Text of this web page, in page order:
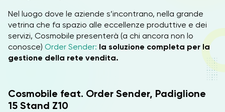
Nel luogo dove le aziende s’incontrano, nella grande
vetrina che fa spazio alle eccellenze produttive e dei
servizi, Cosmobile presenterà (a chi ancora non lo
conosce) Order Sender: la soluzione completa per la
gestione della rete vendita.
Cosmobile feat. Order Sender, Padiglione
15 Stand Z10